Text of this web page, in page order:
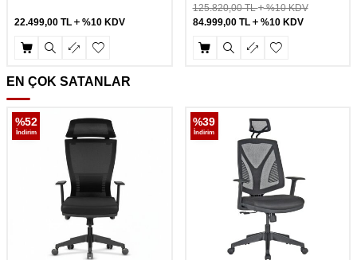
22.499,00 TL %10 KDV
125.820,00TL %10 KDV
84.999,00TL %10 KDV
EN ÇOK SATANLAR
%52
İndirim
%39
İndirim